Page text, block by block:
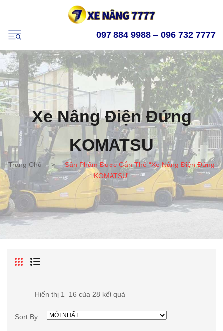
097 884 9988 – 096 732 7777
Xe Nâng Điện Đứng
KOMATSU
Trang Chủ >
Sản Phẩm Được Gắn Thẻ “xe Nâng Điện Đứng
KOMATSU”
Hiển thị 1–16 của 28 kết quả
Sort By :